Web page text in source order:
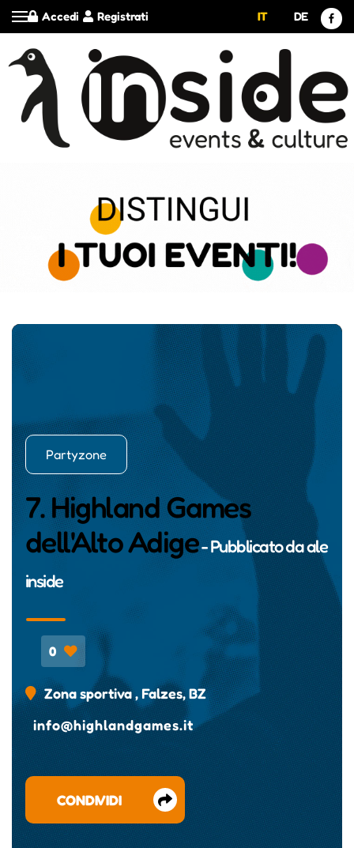
Registrati
Accedi IT DE
Partyzone
7. Highland Games
dell'Alto Adige- Pubblicato daale
inside
0
Zona sportiva , Falzes, BZ
info@highlandgames.it
CONDIVIDI